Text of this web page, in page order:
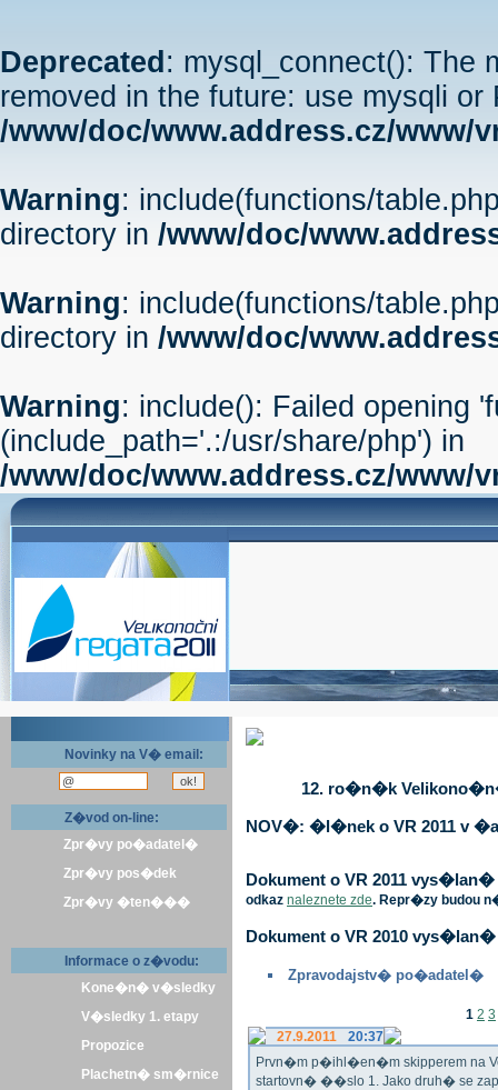
Deprecated : mysql_connect(): The
removed in the future: use mysqli or
/www/doc/www.address.cz/www/
Warning: include(functions/
directory in /www/doc/
Warning: include(functions/
directory in /www/doc/
Warning: include(): Failed opening
(include_path='.:/usr/share/php') in
/www/doc/www.address.cz/www/
Novinky na V� email:
Z�vod on-line:
Zpr�vy po�adatel�
Zpr�vy pos�dek
Zpr�vy �ten���
Informace o z�vodu:
Kone�n� v�sledky
V�sledky 1. etapy
Propozice
Plachetn� sm�rnice
12. ro�n�k
NOV�: �l�nek o VR 2011 v
Dokument o VR 2011
odkaz naleznete zde. Repr�zy budou
Dokument o VR 2010
Zpravodajstv� po�adatel�
1 2 3
27.9.2011
20:37
Prvn�m p�ihl�en�m skipperem na
startovn� ��slo 1. Jako druh� se